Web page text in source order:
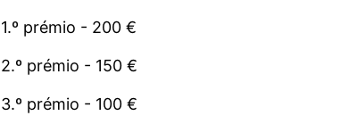
1.º prémio - 200 €
2.º prémio - 150 €
3.º prémio - 100 €